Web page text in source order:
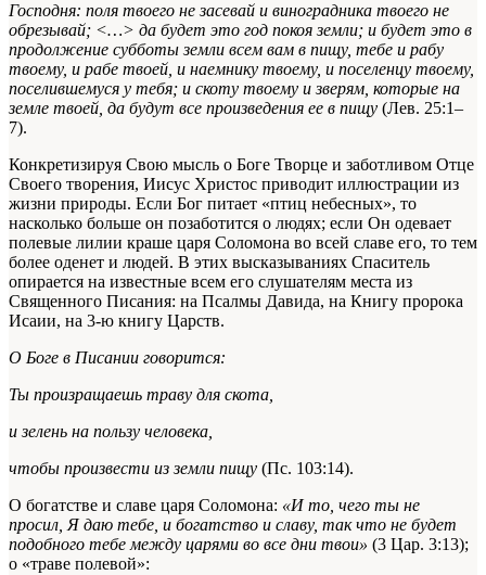
Господня: поля твоего не засевай и виноградника твоего не
обрезывай; <…> да будет это год покоя земли; и будет это в
продолжение субботы земли всем вам в пищу, тебе и рабу
твоему, и рабе твоей, и наемнику твоему, и поселенцу твоему,
поселившемуся у тебя; и скоту твоему и зверям, которые на
земле твоей, да будут все произведения ее в пищу (Лев. 25:1–
7).
Конкретизируя Свою мысль о Боге Творце и заботливом Отце
Своего творения, Иисус Христос приводит иллюстрации из
жизни природы. Если Бог питает «птиц небесных», то
насколько больше он позаботится о людях; если Он одевает
полевые лилии краше царя Соломона во всей славе его, то тем
более оденет и людей. В этих высказываниях Спаситель
опирается на известные всем его слушателям места из
Священного Писания: на Псалмы Давида, на Книгу пророка
Исаии, на 3‑ю книгу Царств.
О Боге в Писании говорится:
Ты произращаешь траву для скота,
и зелень на пользу человека,
чтобы произвести из земли пищу (Пс. 103:14).
О богатстве и славе царя Соломона: «И то, чего ты не
просил, Я даю тебе, и богатство и славу, так что не будет
подобного тебе между царями во все дни твои» (3 Цар. 3:13);
о «траве полевой»: